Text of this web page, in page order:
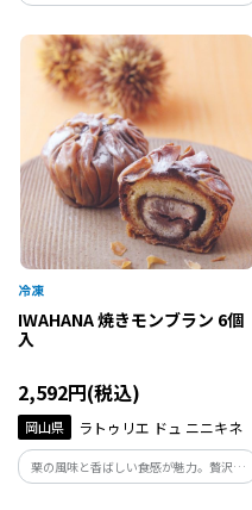
た白桃をまるごと瓶詰めに。果樂株式会
社による桃のシロップ漬けです。限りなく
生に近い食感で桃のない時期にでも桃に
会える！飾ってもかわいい桃の瓶詰めで
す。
IWAHANA 焼きモンブラン 6個
入
2,592円(税込)
岡山県 ラトゥリエ ドュ ニニキネ
栗の風味と香ばしい食感が魅力。贅沢な
焼きモンブランで至福のひとときをお楽